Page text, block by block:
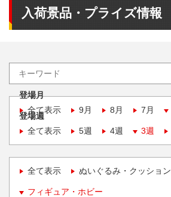
入荷景品・プライズ情報
登場月
全て表示
9月 8月 7月
登場週
全て表示
5週 4週 3週
全て表示 ぬいぐるみ・クッション
フィギュア・ホビー